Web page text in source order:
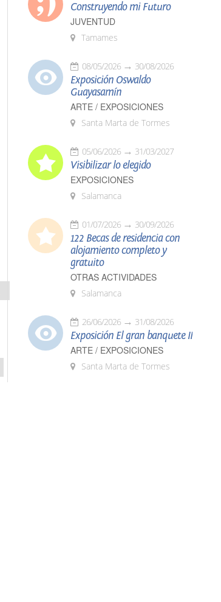
Construyendo mi Futuro
JUVENTUD
Tamames
08/05/2026 30/08/2026
Exposición Oswaldo
Guayasamín
ARTE / EXPOSICIONES
Santa Marta de Tormes
05/06/2026 31/03/2027
Visibilizar lo elegido
EXPOSICIONES
Salamanca
01/07/2026 30/09/2026
122 Becas de residencia con
alojamiento completo y
gratuito
OTRAS ACTIVIDADES
Salamanca
26/06/2026 31/08/2026
Exposición El gran banquete II
ARTE / EXPOSICIONES
Santa Marta de Tormes